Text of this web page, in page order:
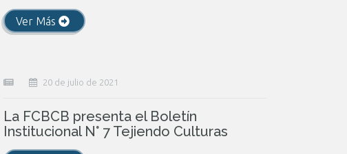
Ver Más
20 de julio de 2021
La FCBCB presenta el Boletín
Institucional N° 7 Tejiendo Culturas